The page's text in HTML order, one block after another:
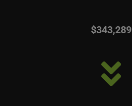
$343,289